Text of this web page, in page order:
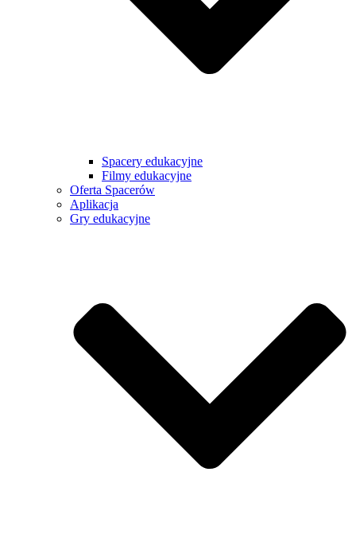
Spacery edukacyjne
Filmy edukacyjne
Oferta Spacerów
Aplikacja
Gry edukacyjne